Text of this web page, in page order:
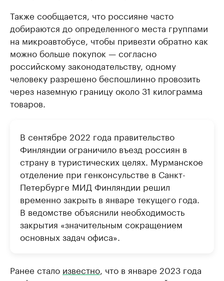
Также сообщается, что россияне часто
добираются до определенного места группами
на микроавтобусе, чтобы привезти обратно как
можно больше покупок — согласно
российскому законодательству, одному
человеку разрешено беспошлинно провозить
через наземную границу около 31 килограмма
товаров.
В сентябре 2022 года правительство
Финляндии ограничило въезд россиян в
страну в туристических целях. Мурманское
отделение при генконсульстве в Санкт-
Петербурге МИД Финляндии решил
временно закрыть в январе текущего года.
В ведомстве объяснили необходимость
закрытия «значительным сокращением
основных задач офиса».
Ранее стало известно, что в январе 2023 года